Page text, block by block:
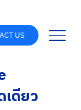
US
ดียว